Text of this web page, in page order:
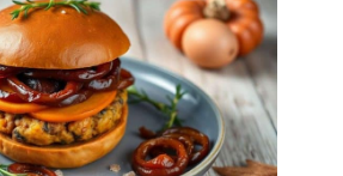
présenter les aliments.
FACILE À NETTOYER -
Le bambou est
naturellement non
poreux et n'absorbe ni
les liquides ni les odeurs.
Il est facile à nettoyer en